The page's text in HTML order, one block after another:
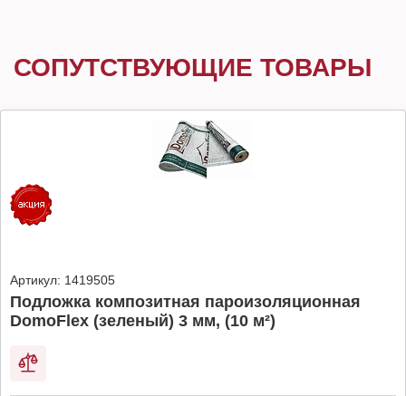
СОПУТСТВУЮЩИЕ ТОВАРЫ
Артикул: 1419505
Подложка композитная пароизоляционная
DomoFlex (зеленый) 3 мм, (10 м²)